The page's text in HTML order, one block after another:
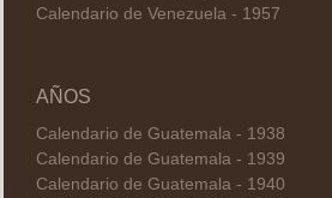
Calendario de Venezuela - 1957
AÑOS
Calendario de Guatemala - 1938
Calendario de Guatemala - 1939
Calendario de Guatemala - 1940